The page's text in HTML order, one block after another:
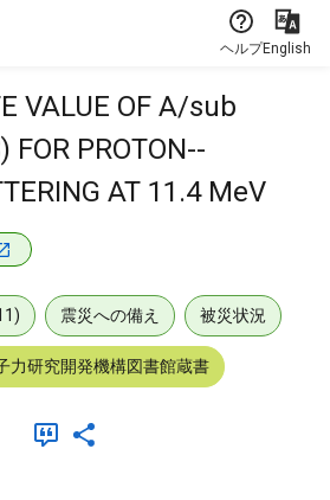
ヘルプEnglish
VALUE OF A/sub
PROTON--
AT 11.4 MeV
震災への備え 被災状況
力研究開発機構図書館蔵書